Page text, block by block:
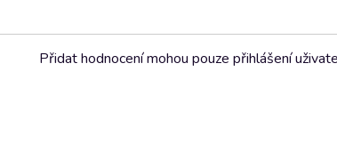
Přidat hodnocení mohou pouze přihlášení